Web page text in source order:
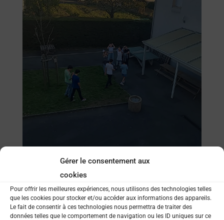
Gérer le consentement aux
cookies
Pour offrir les meilleures expériences, nous utilisons des technologies telles
que les cookies pour stocker et/ou accéder aux informations des appareils.
Le fait de consentir à ces technologies nous permettra de traiter des
données telles que le comportement de navigation ou les ID uniques sur ce